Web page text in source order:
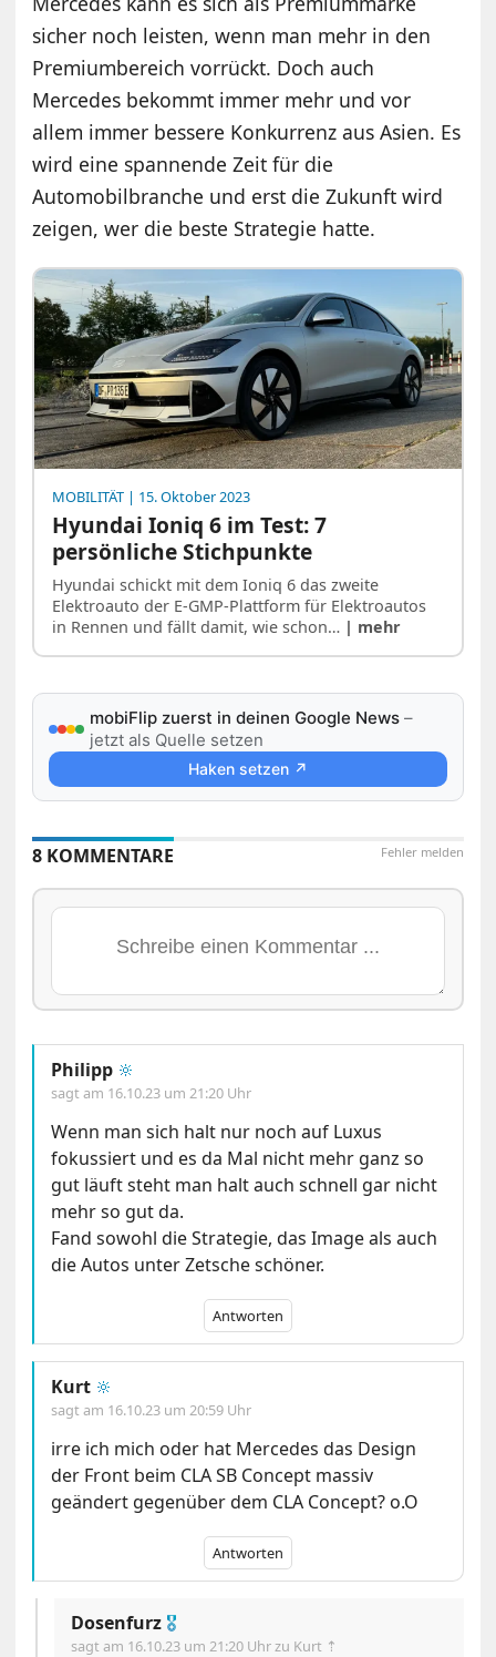
sicher noch leisten, wenn man mehr in den
Premiumbereich vorrückt. Doch auch
Mercedes bekommt immer mehr und vor
allem immer bessere Konkurrenz aus Asien. Es
wird eine spannende Zeit für die
Automobilbranche und erst die Zukunft wird
zeigen, wer die beste Strategie hatte.
MOBILITÄT | 15. Oktober 2023
Hyundai Ioniq 6 im Test: 7
persönliche Stichpunkte
Hyundai schickt mit dem Ioniq 6 das zweite
Elektroauto der E-GMP-Plattform für Elektroautos
in Rennen und fällt damit, wie schon… | mehr
mobiFlip zuerst in deinen Google News –
jetzt als Quelle setzen
Haken setzen ↗
Fehler melden
8 KOMMENTARE
Philipp 🔆
sagt am 16.10.23 um 21:20 Uhr
Wenn man sich halt nur noch auf Luxus
fokussiert und es da Mal nicht mehr ganz so
gut läuft steht man halt auch schnell gar nicht
mehr so gut da.
Fand sowohl die Strategie, das Image als auch
die Autos unter Zetsche schöner.
Antworten
Kurt 🔆
sagt am 16.10.23 um 20:59 Uhr
irre ich mich oder hat Mercedes das Design
der Front beim CLA SB Concept massiv
geändert gegenüber dem CLA Concept? o.O
Antworten
Dosenfurz 🎖
sagt am 16.10.23 um 21:20 Uhrzu Kurt ⇡